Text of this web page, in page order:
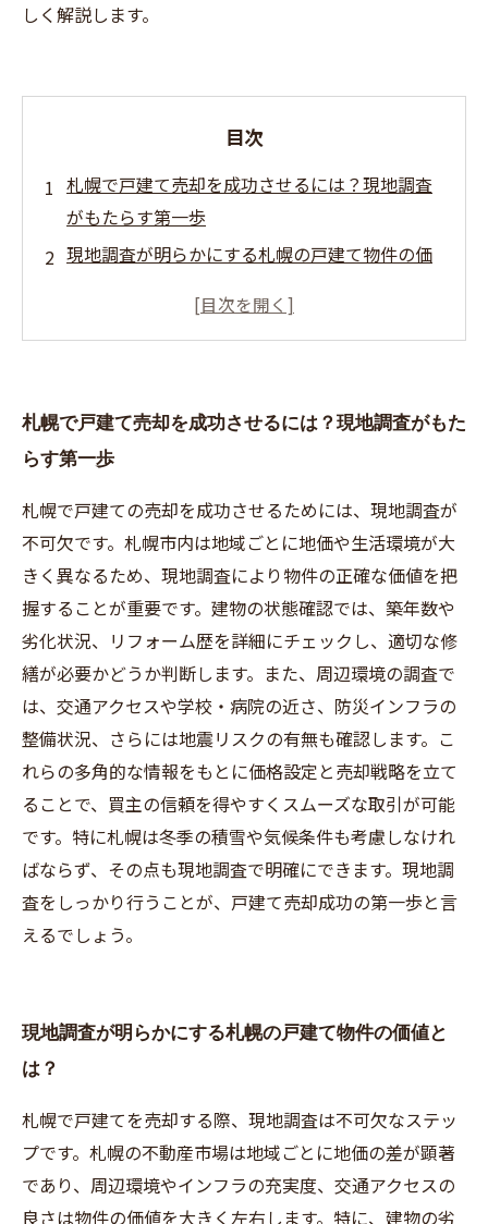
しく解説します。
目次
札幌で戸建て売却を成功させるには？現地調査
がもたらす第一歩
現地調査が明らかにする札幌の戸建て物件の価
地価動向や周辺環境の確認で見えた売却成功の
由
現地調査を生かした適正価格設定と効果的な売
却戦略の完成
失敗しない札幌の戸建て売却！現地調査の具体
的なポイントまとめ
現地調査を制する者が札幌の戸建て売却を制す
－成功事例と秘訣
札幌で戸建て売却を成功させるには？現地調査がもた
らす第一歩
札幌で戸建ての売却を成功させるためには、現地調査が
不可欠です。札幌市内は地域ごとに地価や生活環境が大
きく異なるため、現地調査により物件の正確な価値を把
握することが重要です。建物の状態確認では、築年数や
劣化状況、リフォーム歴を詳細にチェックし、適切な修
繕が必要かどうか判断します。また、周辺環境の調査で
は、交通アクセスや学校・病院の近さ、防災インフラの
整備状況、さらには地震リスクの有無も確認します。こ
れらの多角的な情報をもとに価格設定と売却戦略を立て
ることで、買主の信頼を得やすくスムーズな取引が可能
です。特に札幌は冬季の積雪や気候条件も考慮しなけれ
ばならず、その点も現地調査で明確にできます。現地調
査をしっかり行うことが、戸建て売却成功の第一歩と言
えるでしょう。
現地調査が明らかにする札幌の戸建て物件の価値と
は？
札幌で戸建てを売却する際、現地調査は不可欠なステッ
プです。札幌の不動産市場は地域ごとに地価の差が顕著
であり、周辺環境やインフラの充実度、交通アクセスの
良さは物件の価値を大きく左右します。特に、建物の劣